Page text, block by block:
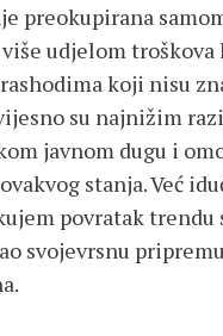
preokupirana
udjelom troškova
koji nisu
su najnižim
javnom dugu i
stanja. Već
povratak trendu
svojevrsnu